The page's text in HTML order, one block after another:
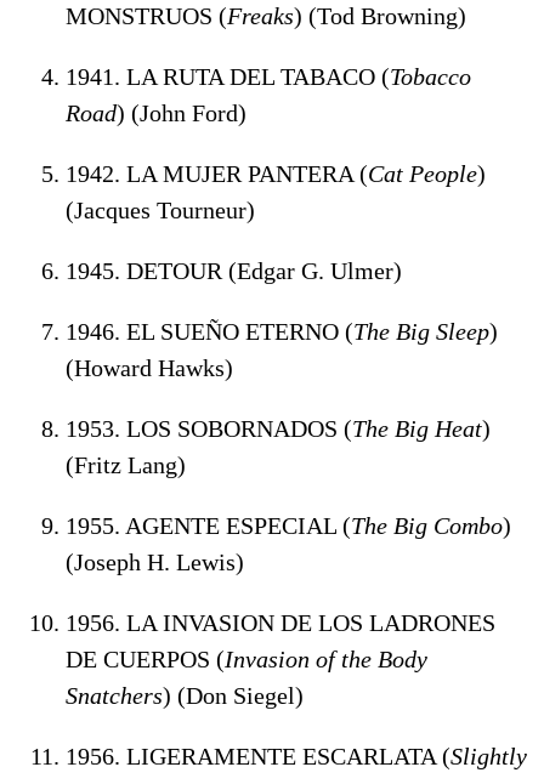
MONSTRUOS (Freaks) (Tod Browning)
1941. LA RUTA DEL TABACO (Tobacco
Road) (John Ford)
1942. LA MUJER PANTERA (Cat People)
(Jacques Tourneur)
1945. DETOUR (Edgar G. Ulmer)
1946. EL SUEÑO ETERNO (The Big Sleep)
(Howard Hawks)
1953. LOS SOBORNADOS (The Big Heat)
(Fritz Lang)
1955. AGENTE ESPECIAL (The Big Combo)
(Joseph H. Lewis)
1956. LA INVASION DE LOS LADRONES
DE CUERPOS (Invasion of the Body
Snatchers) (Don Siegel)
1956. LIGERAMENTE ESCARLATA (Slightly